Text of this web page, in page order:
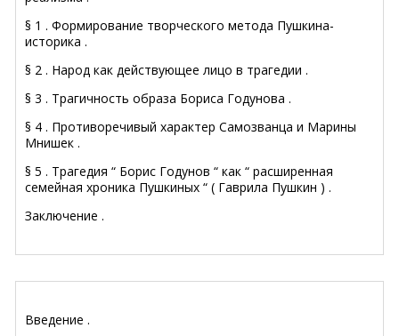
§ 1 . Формирование творческого метода Пушкина-
историка .
§ 2 . Народ как действующее лицо в трагедии .
§ 3 . Трагичность образа Бориса Годунова .
§ 4 . Противоречивый характер Самозванца и Марины
Мнишек .
§ 5 . Трагедия “ Борис Годунов “ как “ расширенная
семейная хроника Пушкиных “ ( Гаврила Пушкин ) .
Заключение .
Введение .